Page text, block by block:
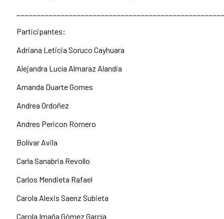
Participantes:
Adriana Leticia Soruco Cayhuara
Alejandra Lucía Almaraz Alandia
Amanda Duarte Gomes
Andrea Ordoñez
Andres Pericon Romero
Bolívar Avila
Carla Sanabria Revollo
Carlos Mendieta Rafael
Carola Alexis Saenz Subieta
Carola Imaña Gómez García